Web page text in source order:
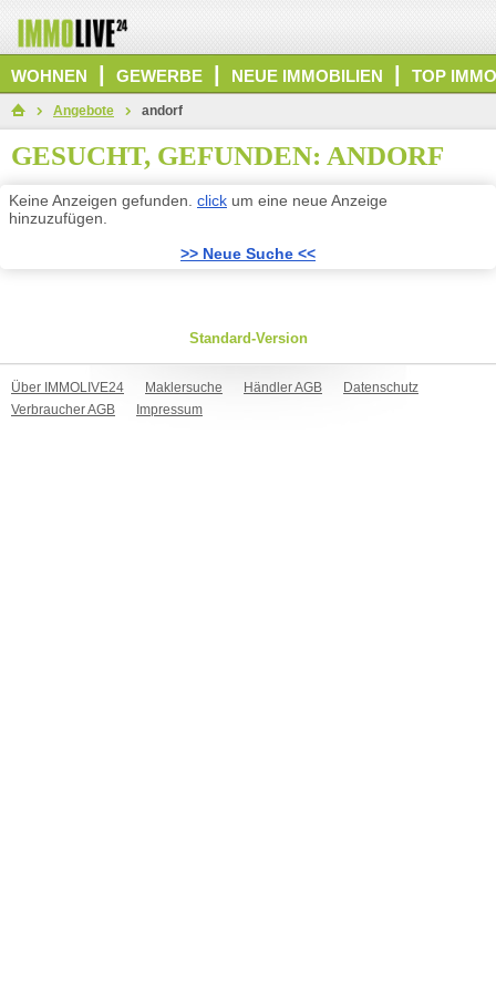
WOHNEN GEWERBE NEUE IMMOBILIEN TOP
Angebote andorf
GESUCHT, GEFUNDEN: ANDORF
Keine Anzeigen gefunden. click um eine neue Anzeige
hinzuzufügen.
>> Neue Suche <<
Standard-Version
Über IMMOLIVE24 Maklersuche Händler AGB
Datenschutz
Verbraucher AGB
Impressum